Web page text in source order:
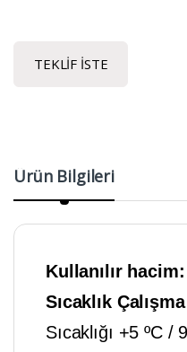
TEKLIF İSTE
Ürün Bilgileri
Kullanılır
Sıcaklık
Sıcaklığı +5 ºC /